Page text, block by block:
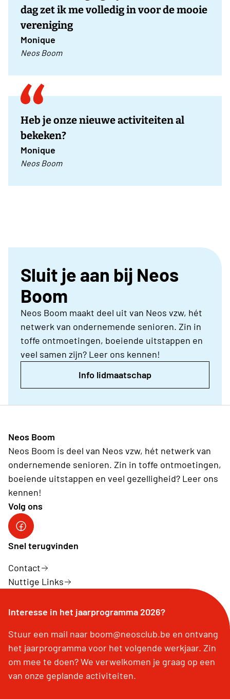
dag zet ik me volledig in voor de mooie
vereniging
Monique
Neos Boom
Heb je onze nieuwe activiteiten al
bekeken?
Monique
Neos Boom
Sluit je aan bij Neos
Boom
Neos Boom maakt deel uit van Neos vzw, hét
netwerk van ondernemende senioren. Zin in
toffe ontmoetingen, boeiende uitstappen en
veel samen zijn? Leer ons kennen!
Info lidmaatschap
Neos Boom
Neos Boom is deel van Neos vzw, hét netwerk van
ondernemende senioren. Zin in toffe ontmoetingen,
boeiende uitstappen en veel gezelligheid? Leer ons
kennen!
Volg ons
Facebook
Snel terugvinden
Contact
Nuttige Links
Interesse in het jaarprogramma 2026?
Stuur een mail naar boom@neosclub.be en ontvang
het jaarprogramma voor het volgende werkjaar. Zin
om mee te doen? We verwelkomen je graag op een
van onze geplande activiteiten.